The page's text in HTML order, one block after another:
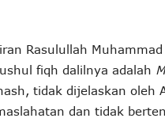
Rasulullah
fiqh dalilnya adalah
tidak dijelaskan oleh
dan tidak